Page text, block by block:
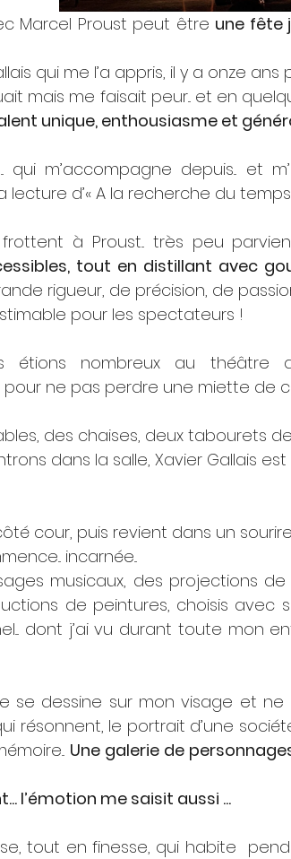
Marcel Proust peut être une fête
qui me l’a appris, il y a onze ans
mais me faisait peur... et en
unique, enthousiasme et
qui m’accompagne depuis...
lecture d’« A la recherche du
à Proust... très peu
tout en distillant avec
rigueur, de précision, de
pour les spectateurs !
étions nombreux au théâtre
ne pas perdre une miette de
des chaises, deux tabourets de
dans la salle, Xavier Gallais est
cour, puis revient dans un
incarnée...
musicaux, des projections
de peintures, choisis avec
dont j’ai vu durant toute mon
résonnent, le portrait d’une
Une galerie de
l’émotion me saisit aussi ...
tout en finesse, qui habite